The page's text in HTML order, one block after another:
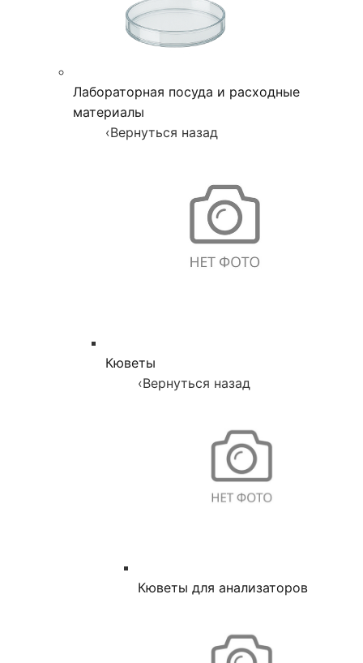
Лабораторная посуда и расходные
материалы
‹Вернуться назад
Кюветы
‹Вернуться назад
Кюветы для анализаторов